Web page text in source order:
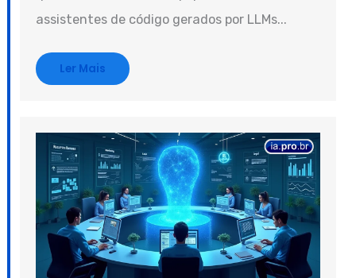
assistentes de código gerados por LLMs...
Ler Mais